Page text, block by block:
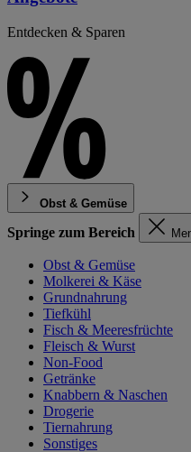
Entdecken & Sparen
Obst & Gemüse
Springe zum Bereich
Obst & Gemüse
Molkerei & Käse
Grundnahrung
Tiefkühl
Fisch & Meeresfrüchte
Fleisch & Wurst
Non-Food
Getränke
Knabbern & Naschen
Drogerie
Tiernahrung
Sonstiges